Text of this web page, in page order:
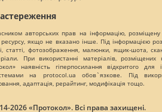
авторських прав на інформацію,
ресурсу, якщо не вказано інше. Під інформацією
статті, фотозображення, малюнки, ящик-шота,
При використанні матеріалів,
наявність гіперпосилання відкритого для
на protocol.ua обов`язкове. Під
адаптація, рерайтинг, модифікація тощо.
2026 «Протокол». Всі права захищені.